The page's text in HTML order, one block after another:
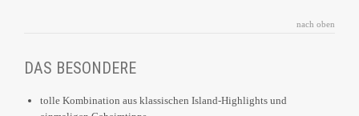
nach oben
DAS BESONDERE
tolle Kombination aus klassischen Island-Highlights und